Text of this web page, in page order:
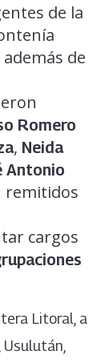
de la
además de
Romero
, Neida
Antonio
remitidos
cargos
Litoral, a